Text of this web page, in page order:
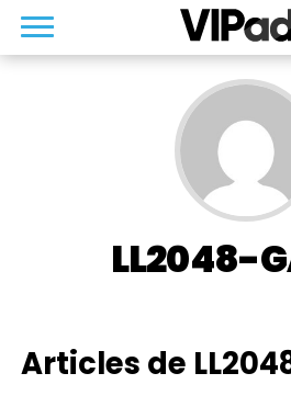
LL2048-
Articles de